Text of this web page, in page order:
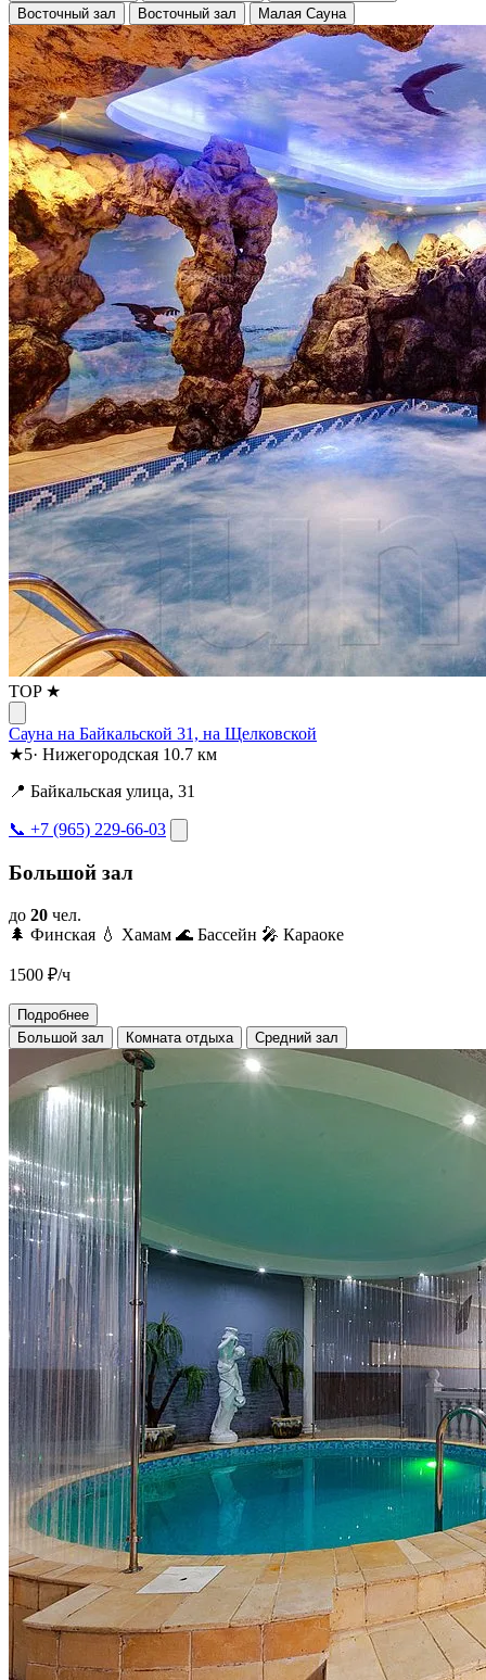
Восточный зал
Восточный зал Малая Сауна
TOP ★
Сауна на Байкальской 31, на Щелковской
★5· Нижегородская 10.7 км
📍 Байкальская улица, 31
📞 +7 (965) 229-66-03
Большой зал
до 20 чел.
🌲 Финская 💧 Хамам 🌊 Бассейн 🎤 Караоке
1500 ₽/ч
Подробнее
Большой зал
Комната отдыха Средний зал